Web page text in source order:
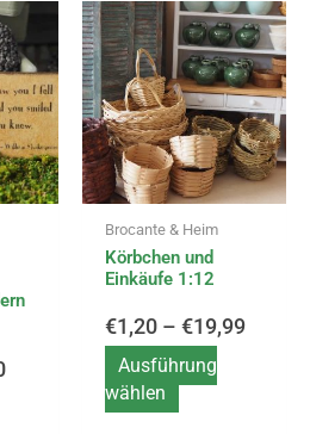
Preisspanne:
€0,75
bis
€3,50
Brocante & Heim
Körbchen und
Einkäufe 1:12
€1,20 – €19,99
€1,20
bis
€19,99
Ausführung
wählen
Dieses
Produkt
weist
mehrere
Varianten
auf.
Die
Optionen
können
auf
der
Produktseite
gewählt
werden